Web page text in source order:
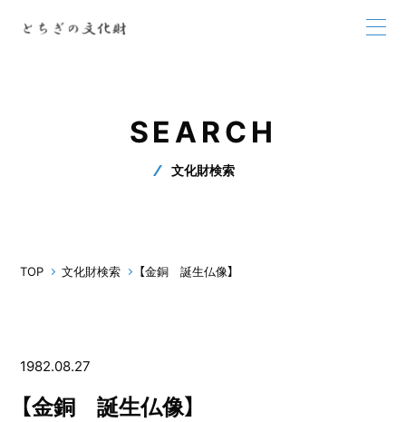
SEARCH
文化財検索
TOP 文化財検索 【金銅 誕生仏像】
1982.08.27
【金銅 誕生仏像】